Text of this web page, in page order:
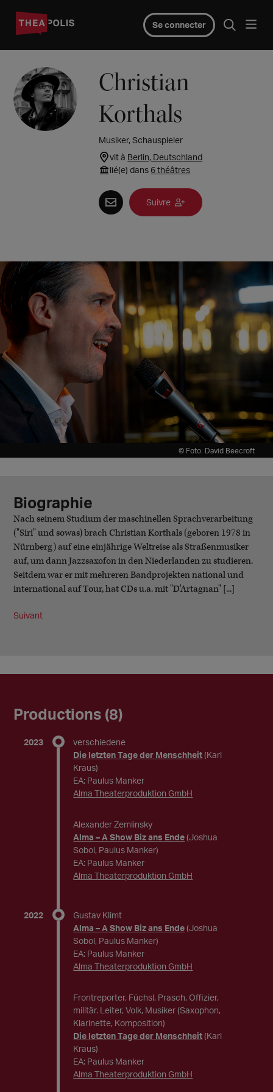
Se connecter
Christian
Korthals
Musiker, Schauspieler
vit à Berlin, Deutschland
lié(e) dans 6 théâtres
Suivre
© Foto: David Beecroft
Biographie
Nach seinem Studium der maschinellen Sprachverarbeitung
("Siri" und sowas) brach Christian Korthals (geboren 1978 in
Nürnberg) auf eine einjährige Weltreise als Straßenmusiker
auf, um dann Jazzsaxofon in den Niederlanden zu studieren.
Seitdem war er mit mehreren Bandprojekten national und
international auf Tour, hat CDs u.a. mit "D'Artagnan" [...]
Suivant
Productions (8)
2023
verschiedene
Die letzten Tage der Menschheit (Karl
Kraus)
EA: Paulus Manker
Alma Theaterproduktion GmbH
Alexander Zemlinsky
Alma – A Show Biz ans Ende (Joshua
Sobol, Paulus Manker)
EA: Paulus Manker
Alma Theaterproduktion GmbH
2022
Gustav Klimt
Alma – A Show Biz ans Ende (Joshua
Sobol, Paulus Manker)
EA: Paulus Manker
Alma Theaterproduktion GmbH
Frontreporter, Füchsl, Prasch, Offizier,
militär. Leiter, Volk, Musiker (Saxophon,
Klarinette, Komposition)
Die letzten Tage der Menschheit (Karl
Kraus)
EA: Paulus Manker
Alma Theaterproduktion GmbH